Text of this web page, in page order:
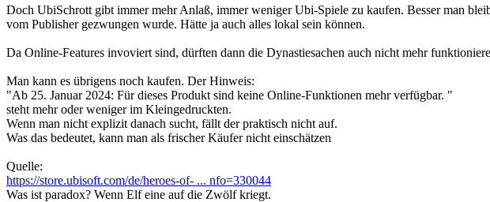
Doch UbiSchrott gibt immer mehr Anlaß, immer weniger Ubi-Spiele zu kaufen. Besser man
vom Publisher gezwungen wurde. Hätte ja auch alles lokal sein können.
Da Online-Features invoviert sind, dürften dann die Dynastiesachen auch nicht mehr
Man kann es übrigens noch kaufen. Der Hinweis:
"Ab 25. Januar 2024: Für dieses Produkt sind keine Online-Funktionen mehr verfügbar. "
steht mehr oder weniger im Kleingedruckten.
Wenn man nicht explizit danach sucht, fällt der praktisch nicht auf.
Was das bedeutet, kann man als frischer Käufer nicht einschätzen
Quelle:
https://store.ubisoft.com/de/heroes-of- ... nfo=330044
Was ist paradox? Wenn Elf eine auf die Zwölf kriegt.